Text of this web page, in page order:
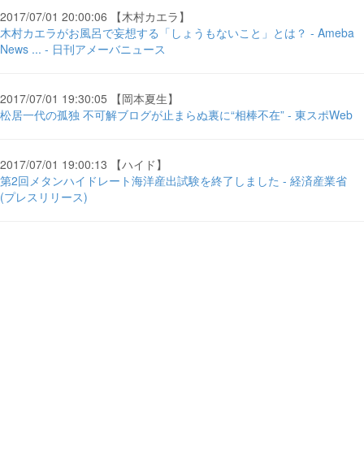
2017/07/01 20:00:06 【木村カエラ】
木村カエラがお風呂で妄想する「しょうもないこと」とは？ - Ameba
News ... - 日刊アメーバニュース
2017/07/01 19:30:05 【岡本夏生】
松居一代の孤独 不可解ブログが止まらぬ裏に“相棒不在” - 東スポWeb
2017/07/01 19:00:13 【ハイド】
第2回メタンハイドレート海洋産出試験を終了しました - 経済産業省
(プレスリリース)